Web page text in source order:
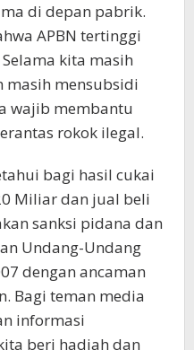
di depan pabrik.
APBN tertinggi
kita masih
masih mensubsidi
wajib membantu
rokok ilegal.
bagi hasil cukai
Miliar dan jual beli
sanksi pidana dan
Undang-Undang
dengan ancaman
Bagi teman media
informasi
beri hadiah dan